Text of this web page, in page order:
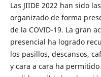
Las JIIDE 2022 han sido
organizado de forma
de la COVID-19. La gran
presencial ha logrado
los pasillos, descansos,
y cara a cara ha